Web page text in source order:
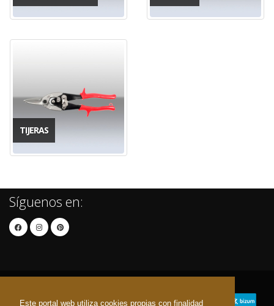
Este portal web utiliza cookies propias con finalidad
TIJERAS
Síguenos en: